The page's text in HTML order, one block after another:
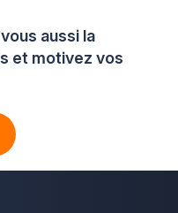
aussi la
et motivez vos